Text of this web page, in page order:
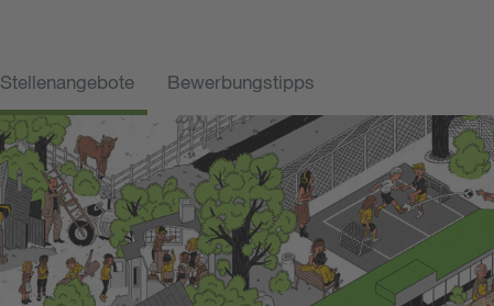
Stellenangebote Bewerbungstipps